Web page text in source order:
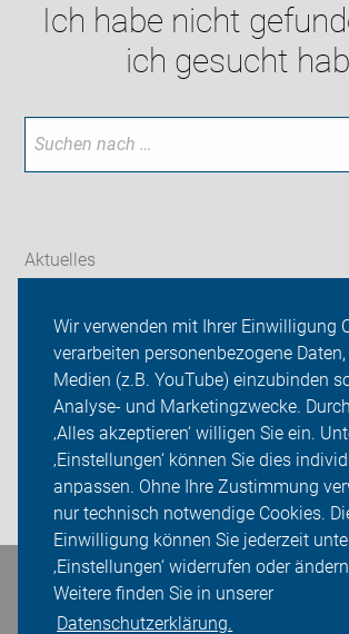
Wir verwenden mit Ihrer Einwilligung
verarbeiten personenbezogene
Medien (z.B. YouTube) einzubinden
Analyse- und Marketingzwecke.
‚Alles akzeptieren‘ willigen Sie ein.
‚Einstellungen‘ können Sie dies
anpassen. Ohne Ihre Zustimmung
nur technisch notwendige Cookies.
Einwilligung können Sie jederzeit
‚Einstellungen‘ widerrufen oder
Weitere finden Sie in unserer
Datenschutzerklärung.
Ich habe nicht
ich gesucht
Aktuelles
ADFC Thüringen
Sei dabei
Presse
Login
Bleiben Sie in Kontakt